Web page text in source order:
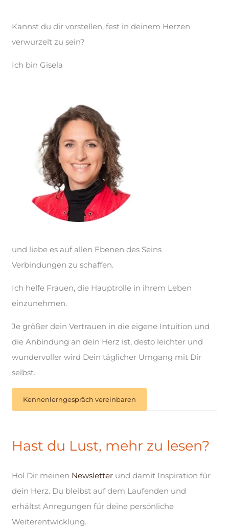
Kannst du dir vorstellen, fest in deinem Herzen
verwurzelt zu sein?
Ich bin Gisela
und liebe es auf allen Ebenen des Seins
Verbindungen zu schaffen.
Ich helfe Frauen, die Hauptrolle in ihrem Leben
einzunehmen.
Je größer dein Vertrauen in die eigene Intuition und
die Anbindung an dein Herz ist, desto leichter und
wundervoller wird Dein täglicher Umgang mit Dir
selbst.
Kennenlerngespräch vereinbaren
Hast du Lust, mehr zu lesen?
Hol Dir meinen Newsletter und damit Inspiration für
dein Herz. Du bleibst auf dem Laufenden und
erhältst Anregungen für deine persönliche
Weiterentwicklung.